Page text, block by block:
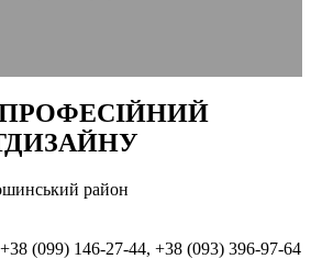
район
+38 (099) 146-27-44, +38 (093) 396-97-64